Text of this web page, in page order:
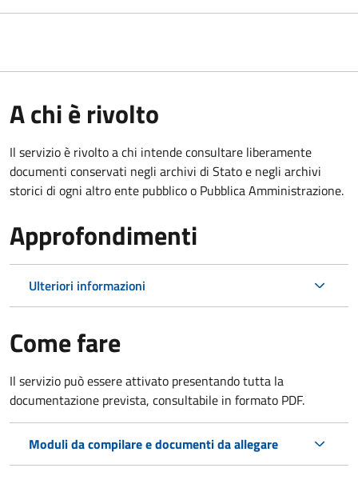
A chi è rivolto
Il servizio è rivolto a chi intende consultare liberamente
documenti conservati negli archivi di Stato e negli archivi
storici di ogni altro ente pubblico o Pubblica Amministrazione.
Approfondimenti
Ulteriori informazioni
Come fare
Il servizio può essere attivato presentando tutta la
documentazione prevista, consultabile in formato PDF.
Moduli da compilare e documenti da allegare